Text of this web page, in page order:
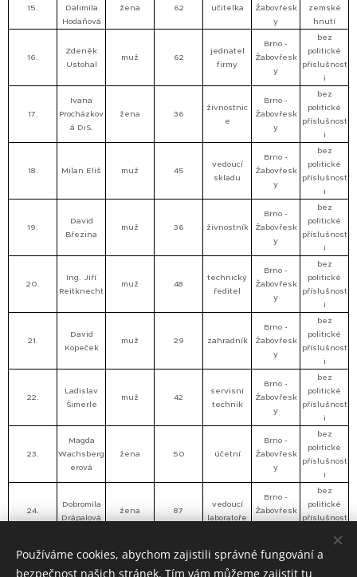
15.
Dalimila
Hodaňová
žena 62 učitelka
Žabovřesk
y
zemské
hnutí
16.
Zdeněk
Ustohal
muž 62
jednatel
firmy
Brno -
Žabovřesk
y
bez
politické
příslušnost
i
17.
Ivana
Procházkov
á DiS.
žena 36
živnostnic
e
Brno -
Žabovřesk
y
bez
politické
příslušnost
i
18. Milan Eliš muž 45
vedoucí
skladu
Brno -
Žabovřesk
y
bez
politické
příslušnost
i
19.
David
Březina
muž 36 živnostník
Brno -
Žabovřesk
y
bez
politické
příslušnost
i
20.
Ing. Jiří
Reitknecht
muž 48
technický
ředitel
Brno -
Žabovřesk
y
bez
politické
příslušnost
i
21.
David
Kopeček
muž 29 zahradník
Brno -
Žabovřesk
y
bez
politické
příslušnost
i
22.
Ladislav
Šimerle
muž 42
servisní
technik
Brno -
Žabovřesk
y
bez
politické
příslušnost
i
23.
Magda
Wachsberg
erová
žena 50 účetní
Brno -
Žabovřesk
y
bez
politické
příslušnost
i
24.
Dobromila
Drápalová
žena 87
vedoucí
laboratoře
Brno -
Žabovřesk
y
bez
politické
příslušnost
Dušan Sup muž
jednatel
firmy
Brno -
Žabovřesk
politické
příslušnost
Používáme cookies, abychom zajistili správné fungování a
bezpečnost našich stránek. Tím vám můžeme zajistit tu